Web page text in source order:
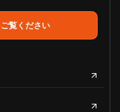
覧ください